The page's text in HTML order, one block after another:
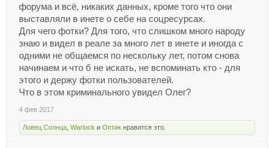
форума и всё, никаких данных, кроме того что они
выставляли в инете о себе на соцресурсах.
Для чего фотки? Для того, что слишком много народу
знаю и видел в реале за много лет в инете и иногда с
одними не общаемся по нескольку лет, потом снова
начинаем и что б не искать, не вспоминать кто - для
этого и держу фотки пользователей.
Что в этом криминального увидел Олег?
4 фев 2017
Ловец Солнца Warlock и Оптик нравится это.